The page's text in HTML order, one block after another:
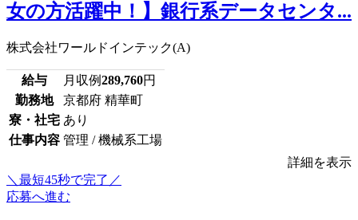
女の方活躍中！】銀行系データセンタ...
株式会社ワールドインテック(A)
給与 月収例289,760円
勤務地
京都府 精華町
寮・社宅 あり
仕事内容 管理 / 機械系工場
詳細を表示
＼最短45秒で完了／
応募へ進む